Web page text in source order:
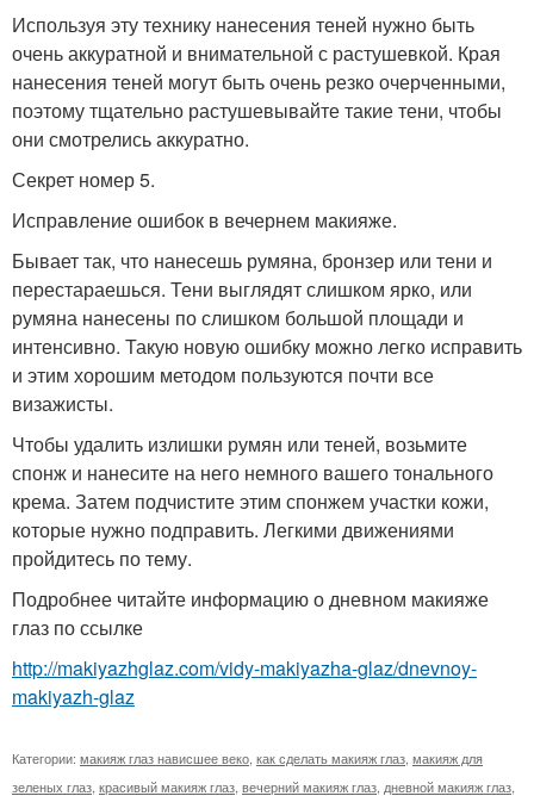
Используя эту технику нанесения теней нужно быть
очень аккуратной и внимательной с растушевкой. Края
нанесения теней могут быть очень резко очерченными,
поэтому тщательно растушевывайте такие тени, чтобы
они смотрелись аккуратно.
Секрет номер 5.
Исправление ошибок в вечернем макияже.
Бывает так, что нанесешь румяна, бронзер или тени и
перестараешься. Тени выглядят слишком ярко, или
румяна нанесены по слишком большой площади и
интенсивно. Такую новую ошибку можно легко исправить
и этим хорошим методом пользуются почти все
визажисты.
Чтобы удалить излишки румян или теней, возьмите
спонж и нанесите на него немного вашего тонального
крема. Затем подчистите этим спонжем участки кожи,
которые нужно подправить. Легкими движениями
пройдитесь по тему.
Подробнее читайте информацию о дневном макияже
глаз по ссылке
http://makiyazhglaz.com/vidy-makiyazha-glaz/dnevnoy-
makiyazh-glaz
Категории: макияж глаз нависшее веко как сделать макияж глаз макияж для
зеленых глаз красивый макияж глаз вечерний макияж глаз дневной макияж глаз